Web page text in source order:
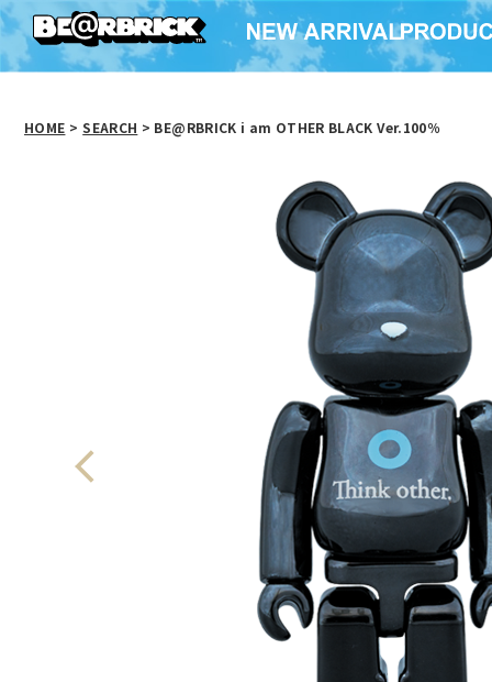
HOME > SEARCH > BE@RBRICK i am OTHER BLACK Ver.100％